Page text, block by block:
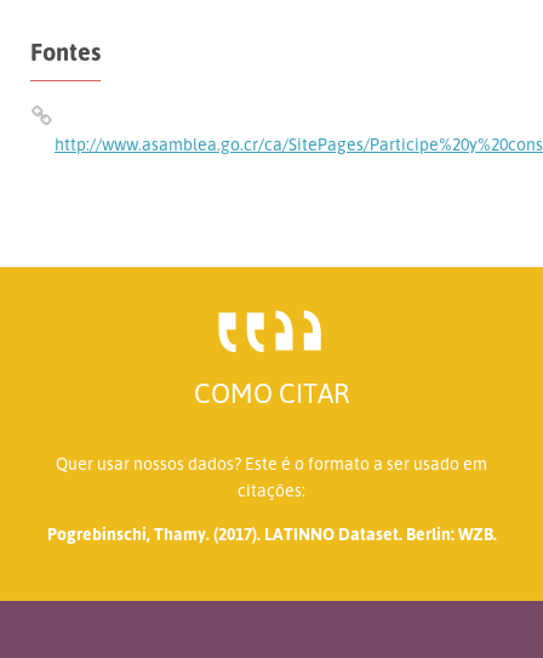
Fontes
http://www.asamblea.go.cr/ca/SitePages/
COMO CITAR
Quer usar nossos dados? Este é o formato a ser usado em
citações:
Pogrebinschi, Thamy. (2017). LATINNO Dataset. Berlin: WZB.